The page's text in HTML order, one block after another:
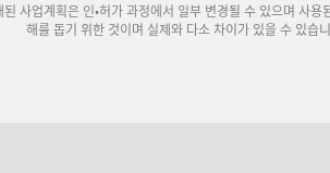
사업계획은 인•허가 과정에서 일부 변경될 수 있으며 사용
해를 돕기 위한 것이며 실제와 다소 차이가 있을 수 있습